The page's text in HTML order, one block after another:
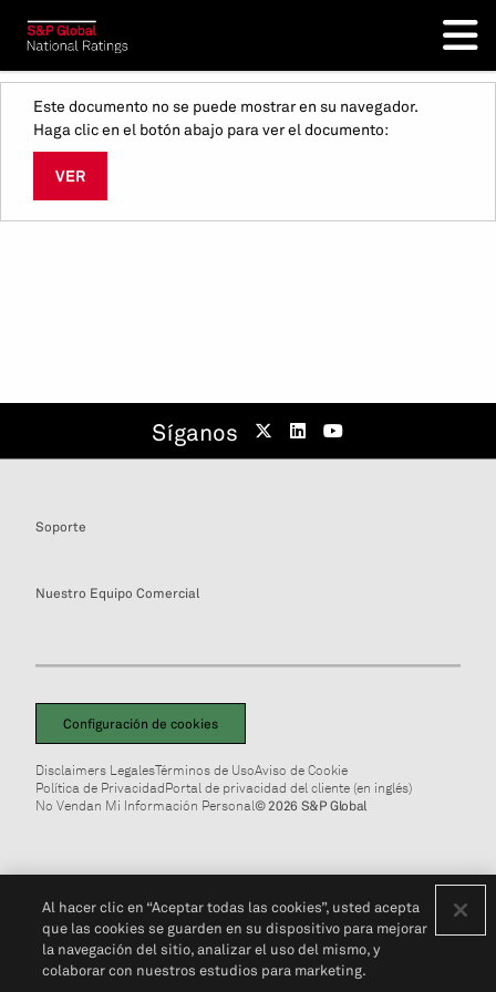
Este documento no se puede mostrar en su navegador.
Haga clic en el botón abajo para ver el documento:
VER
Síganos
Soporte
Nuestro Equipo Comercial
Configuración de cookies
Disclaimers LegalesTérminos de UsoAviso de Cookie
Política de PrivacidadPortal de privacidad del cliente (en inglés)
No Vendan Mi Información Personal© 2026 S&P Global
Al hacer clic en “Aceptar todas las cookies”, usted acepta
que las cookies se guarden en su dispositivo para mejorar
la navegación del sitio, analizar el uso del mismo, y
colaborar con nuestros estudios para marketing.